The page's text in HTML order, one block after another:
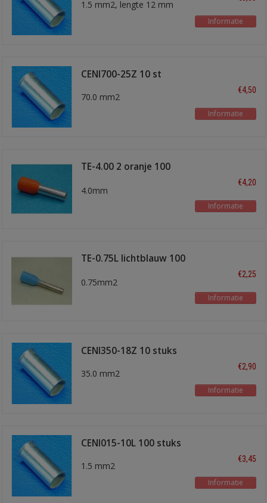
1.5 mm2, lengte 12 mm
Informatie
CENI700-25Z 10 st
70.0 mm2
€4,50
Informatie
TE-4.00 2 oranje 100
4.0mm
€4,20
Informatie
TE-0.75L lichtblauw 100
0.75mm2
€2,25
Informatie
CENI350-18Z 10 stuks
35.0 mm2
€2,90
Informatie
CENI015-10L 100 stuks
1.5 mm2
€3,45
Informatie